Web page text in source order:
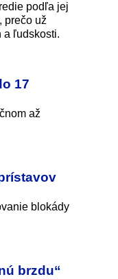
podľa jej
prečo už
a ľudskosti.
17
až
blokády
brzdu“